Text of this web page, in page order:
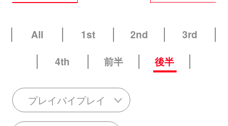
All 1st 2nd
3rd
4th
前半 後半
プレイバイプレイ